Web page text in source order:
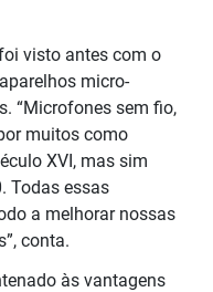
visto antes com o
micro-
“Microfones sem fio,
muitos como
XVI, mas sim
Todas essas
a melhorar nossas
conta.
às vantagens